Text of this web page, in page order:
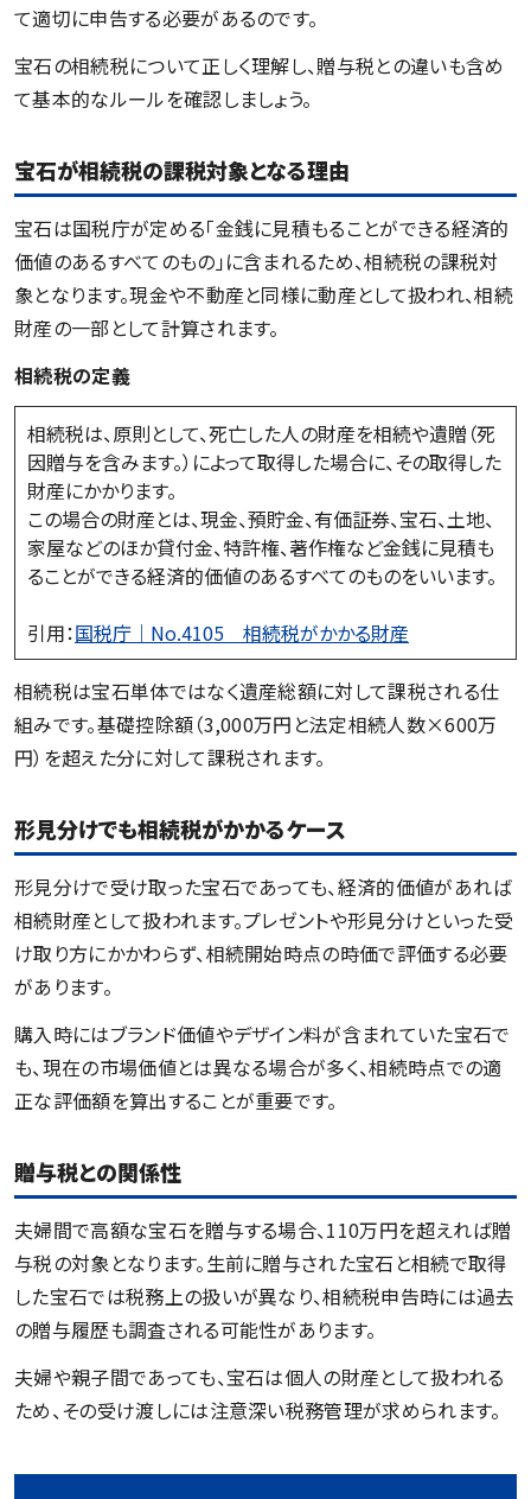
て適切に申告する必要があるのです。
宝石の相続税について正しく理解し、贈与税との違いも含め
て基本的なルールを確認しましょう。
宝石が相続税の課税対象となる理由
宝石は国税庁が定める「金銭に見積もることができる経済的
価値のあるすべてのもの」に含まれるため、相続税の課税対
象となります。現金や不動産と同様に動産として扱われ、相続
財産の一部として計算されます。
相続税の定義
相続税は、原則として、死亡した人の財産を相続や遺贈（死
因贈与を含みます。）によって取得した場合に、その取得した
財産にかかります。
この場合の財産とは、現金、預貯金、有価証券、宝石、土地、
家屋などのほか貸付金、特許権、著作権など金銭に見積も
ることができる経済的価値のあるすべてのものをいいます。
引用：国税庁｜No.4105 相続税がかかる財産
相続税は宝石単体ではなく遺産総額に対して課税される仕
組みです。基礎控除額（3,000万円と法定相続人数×600万
円）を超えた分に対して課税されます。
形見分けでも相続税がかかるケース
形見分けで受け取った宝石であっても、経済的価値があれば
相続財産として扱われます。プレゼントや形見分けといった受
け取り方にかかわらず、相続開始時点の時価で評価する必要
があります。
購入時にはブランド価値やデザイン料が含まれていた宝石で
も、現在の市場価値とは異なる場合が多く、相続時点での適
正な評価額を算出することが重要です。
贈与税との関係性
夫婦間で高額な宝石を贈与する場合、110万円を超えれば贈
与税の対象となります。生前に贈与された宝石と相続で取得
した宝石では税務上の扱いが異なり、相続税申告時には過去
の贈与履歴も調査される可能性があります。
夫婦や親子間であっても、宝石は個人の財産として扱われる
ため、その受け渡しには注意深い税務管理が求められます。